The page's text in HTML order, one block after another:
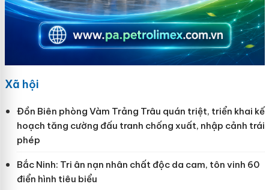
Xã hội
Đồn Biên phòng Vàm Trảng Trâu quán triệt, triển khai kế
hoạch tăng cường đấu tranh chống xuất, nhập cảnh trái
phép
Bắc Ninh: Tri ân nạn nhân chất độc da cam, tôn vinh 60
điển hình tiêu biểu